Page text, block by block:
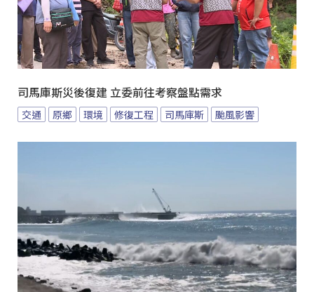
司馬庫斯災後復建 立委前往考察盤點需求
交通 原鄉 環境 修復工程 司馬庫斯 颱風影響